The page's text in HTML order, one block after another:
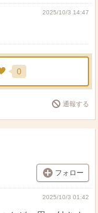
2025/10/3 14:47
0
通報する
フォロー
2025/10/3 01:42